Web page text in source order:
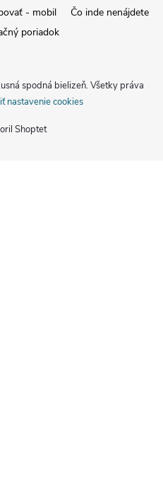
- mobil
Čo inde nenájdete
poriadok
Shoptet
spodná bielizeň. Všetky práva
nastavenie cookies